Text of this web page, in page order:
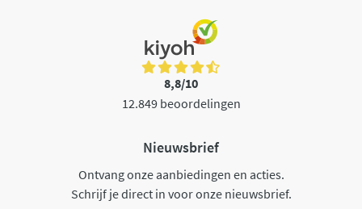
8,8/10
12.849 beoordelingen
Nieuwsbrief
Ontvang onze aanbiedingen en acties.
Schrijf je direct in voor onze nieuwsbrief.